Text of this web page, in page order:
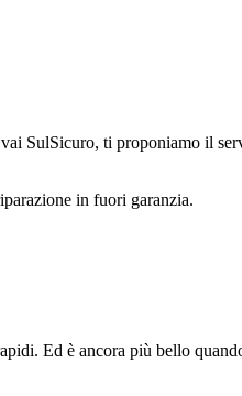
SulSicuro, ti proponiamo il
in fuori garanzia.
Ed è ancora più bello